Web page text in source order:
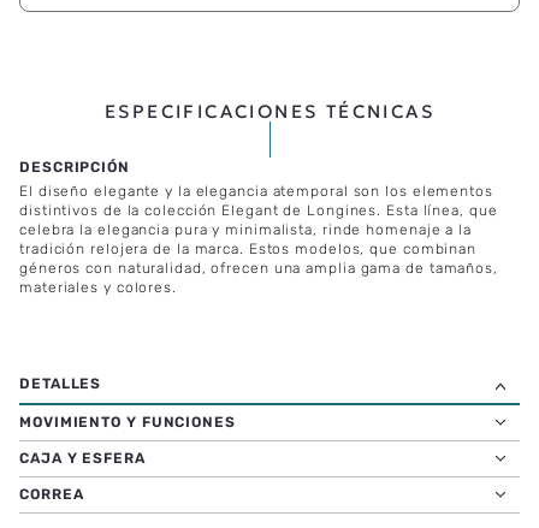
ESPECIFICACIONES TÉCNICAS
El diseño elegante y la elegancia atemporal son los elementos
distintivos de la colección Elegant de Longines. Esta línea, que
celebra la elegancia pura y minimalista, rinde homenaje a la
tradición relojera de la marca. Estos modelos, que combinan
géneros con naturalidad, ofrecen una amplia gama de tamaños,
materiales y colores.
MOVIMIENTO Y FUNCIONES
CAJA Y ESFERA
CORREA